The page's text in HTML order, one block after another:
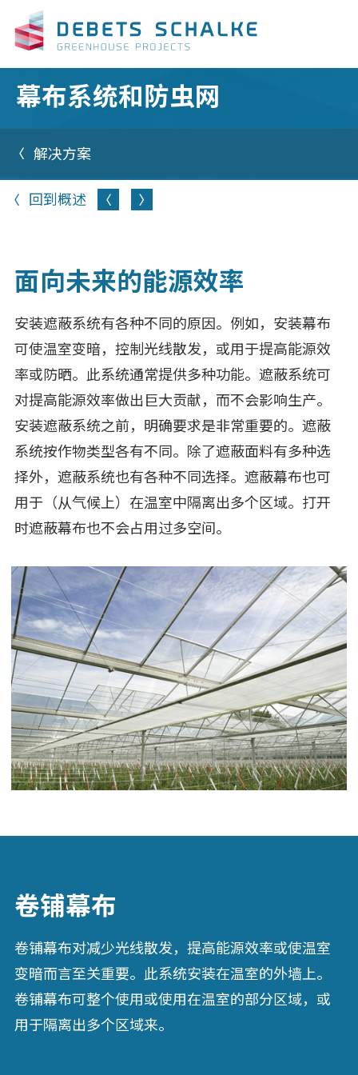
幕布系统和防虫网
解决方案
回到概述
面向未来的能源效率
安装遮蔽系统有各种不同的原因。例如，安装幕布
可使温室变暗，控制光线散发，或用于提高能源效
率或防晒。此系统通常提供多种功能。遮蔽系统可
对提高能源效率做出巨大贡献，而不会影响生产。
安装遮蔽系统之前，明确要求是非常重要的。遮蔽
系统按作物类型各有不同。除了遮蔽面料有多种选
择外，遮蔽系统也有各种不同选择。遮蔽幕布也可
用于（从气候上）在温室中隔离出多个区域。打开
时遮蔽幕布也不会占用过多空间。
卷铺幕布
卷铺幕布对减少光线散发，提高能源效率或使温室
变暗而言至关重要。此系统安装在温室的外墙上。
卷铺幕布可整个使用或使用在温室的部分区域，或
用于隔离出多个区域来。